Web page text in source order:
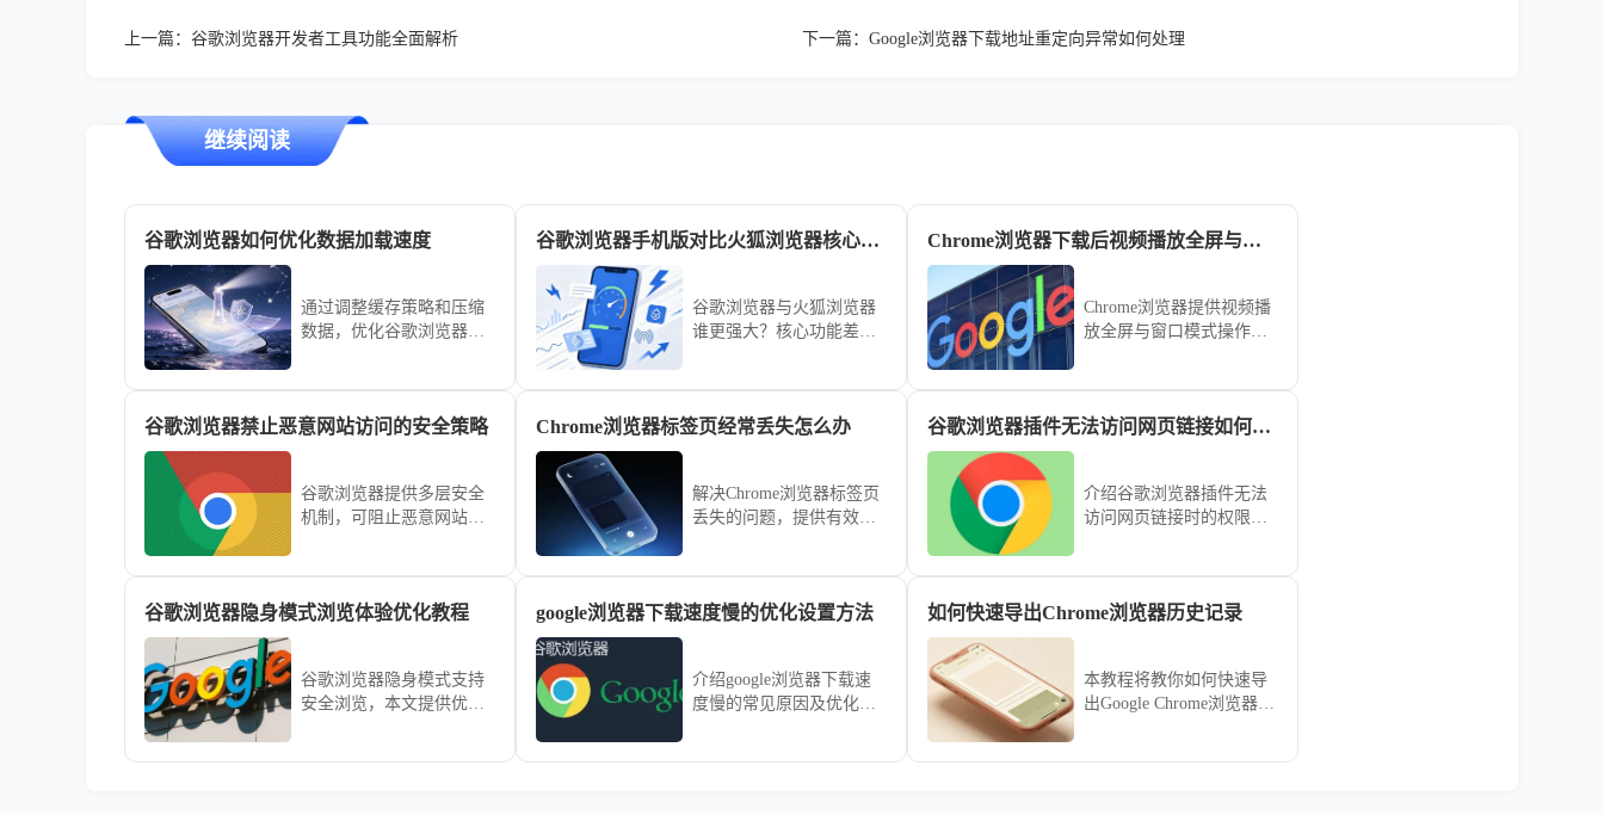
上一篇： 谷歌浏览器开发者工具功能全面解析 下一篇： Google浏览器下载地址重定向异常如何处理
继续阅读
谷歌浏览器如何优化数据加载速度
通过调整缓存策略和压缩
数据，优化谷歌浏览器的
谷歌浏览器手机版对比火狐浏览器核心功能差异盘点
谷歌浏览器与火狐浏览器
谁更强大？核心功能差异
到最契合的浏览利器。
Chrome浏览器下载后视频播放全屏与窗口模式技巧
Chrome浏览器提供视频播
放全屏与窗口模式操作技
谷歌浏览器禁止恶意网站访问的安全策略
谷歌浏览器提供多层安全
机制，可阻止恶意网站访
力建立高效防护体系。
Chrome浏览器标签页经常丢失怎么办
解决Chrome浏览器标签页
丢失的问题，提供有效的
谷歌浏览器插件无法访问网页链接如何检查权限
介绍谷歌浏览器插件无法
访问网页链接时的权限检
谷歌浏览器隐身模式浏览体验优化教程
谷歌浏览器隐身模式支持
安全浏览，本文提供优化
google浏览器下载速度慢的优化设置方法
介绍google浏览器下载速
度慢的常见原因及优化设
如何快速导出Chrome浏览器历史记录
本教程将教你如何快速导
出Google Chrome浏览器的